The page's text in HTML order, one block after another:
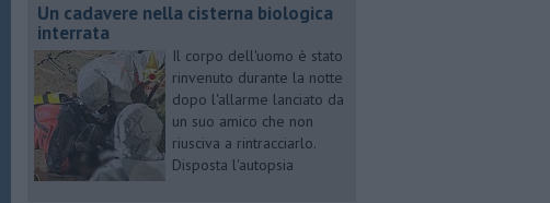
Un cadavere nella cisterna biologica
interrata
Il corpo dell'uomo è stato
rinvenuto durante la notte
dopo l'allarme lanciato da
un suo amico che non
riusciva a rintracciarlo.
Disposta l'autopsia